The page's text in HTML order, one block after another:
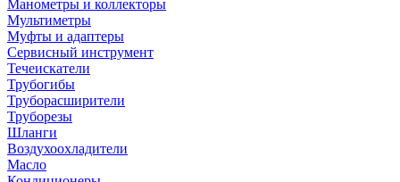
Манометры и коллекторы
Мультиметры
Муфты и адаптеры
Сервисный инструмент
Течеискатели
Трубогибы
Труборасширители
Труборезы
Шланги
Воздухоохладители
Масло